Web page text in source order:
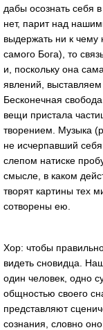
дабы осознать себя
нет, парит над
выдержать ни к
самого Бога), то
и, поскольку она
явлений,
Бесконечная
вещи пристала
творением. Музыка
не исчерпавший
слепом натиске
смысле, в каком
творят картины тех
сотворены ею.
Хор: чтобы
видеть сновидца.
один человек, одно
общностью своего
представляют
сознания, словно